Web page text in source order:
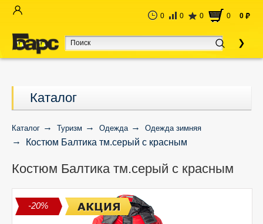
0 0 0 0 0 руб
Каталог
Каталог Туризм Одежда Одежда зимняя
Костюм Балтика тм.серый с красным
Костюм Балтика тм.серый с красным
-20%